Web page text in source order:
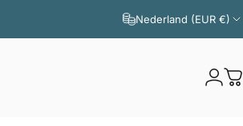
Nederland (EUR €)